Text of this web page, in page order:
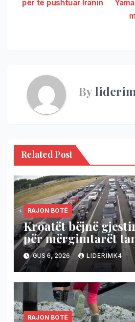
për të pushtuar Iranin
By
Related Post
RAJON BOTË
Kroatët bëjnë
për mërgimtarët
GUS 6, 2026 LIDERIMK4
RAJON BOTË